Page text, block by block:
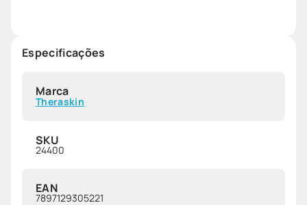
Especificações
Marca
Theraskin
SKU
24400
EAN
7897129305221